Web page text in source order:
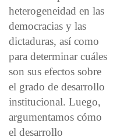
heterogeneidad en las
democracias y las
dictaduras, así como
para determinar cuáles
son sus efectos sobre
el grado de desarrollo
institucional. Luego,
argumentamos cómo
el desarrollo